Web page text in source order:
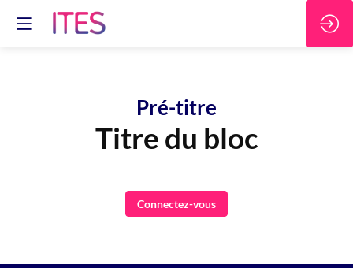
Pré-titre
Titre du bloc
Connectez-vous